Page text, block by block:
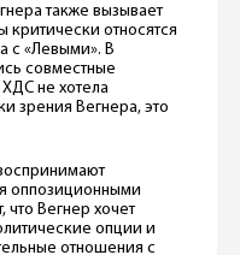
также вызывает
критически относятся
с «Левыми». В
совместные
не хотела
зрения Вегнера, это
оппозиционными
что Вегнер хочет
опции и
отношения с